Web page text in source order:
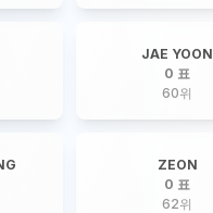
JAE YOON
0 표
60위
ZEON
0 표
62위